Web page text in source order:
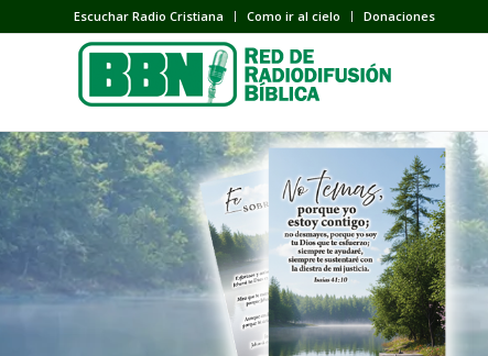
Escuchar Radio Cristiana Como ir al cielo Donaciones